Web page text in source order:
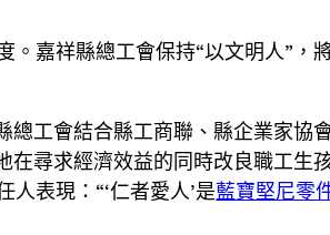
嘉祥縣總工會保持“以文明人”，
總工會結合縣工商聯、縣企業家協
在尋求經濟效益的同時改良職工生
表現：“‘仁者愛人’是藍寶堅尼零